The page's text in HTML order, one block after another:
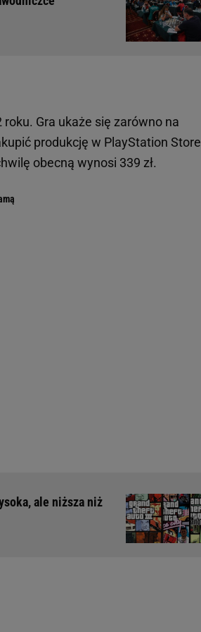
Gra ukaże się zarówno na
produkcję w PlayStation
obecną wynosi 339 zł.
ale niższa niż